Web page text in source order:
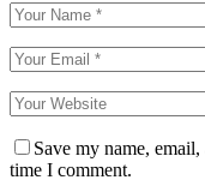
Save my name,
time I comment.